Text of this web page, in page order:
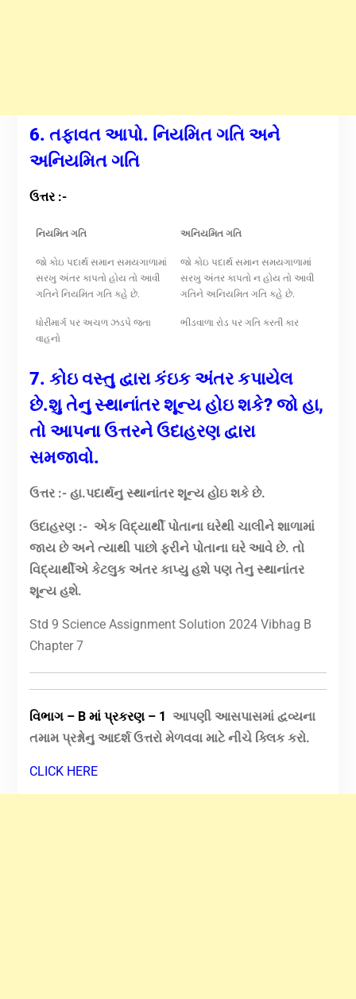
6. તફાવત આપો. નિયમિત ગતિ અને
અનિયમિત ગતિ
ઉત્તર :-
નિયમિત ગતિ અનિયમિત ગતિ
જો કોઇ પદાર્થ સમાન સમયગાળામાં
સરખુ અંતર કાપતો હોય તો આવી
ગતિને નિયમિત ગતિ કહે છે.
જો કોઇ પદાર્થ સમાન સમયગાળામાં
સરખુ અંતર કાપતો ન હોય તો આવી
ગતિને અનિયમિત ગતિ કહે છે.
ધોરીમાર્ગ પર અચળ ઝડપે જતા
વાહનો
ભીડવાળા રોડ પર ગતિ કરતી કાર
7. કોઇ વસ્તુ દ્વારા કંઇક અંતર કપાયેલ
છે.શુ તેનુ સ્થાનાંતર શૂન્ય હોઇ શકે?જો હા,
તો આપના ઉત્તરને ઉદાહરણ દ્વારા
સમજાવો.
ઉત્તર :- હા.પદાર્થનુ સ્થાનાંતર શૂન્ય હોઇ શકે છે.
ઉદાહરણ :- એક વિદ્યાર્થી પોતાના ઘરેથી ચાલીને શાળામાં
જાય છે અને ત્યાથી પાછો ફરીને પોતાના ઘરે આવે છે. તો
વિદ્યાર્થીએ કેટલુક અંતર કાપ્યુ હશે પણ તેનુ સ્થાનાંતર
શૂન્ય હશે.
Std 9 Science Assignment Solution 2024 Vibhag B
Chapter 7
વિભાગ – B માં પ્રકરણ – 1 આપણી આસપાસમાં દ્વવ્યના
તમામ પ્રશ્નોનુ આદર્શ ઉત્તરો મેળવવા માટે નીચે ક્લિક કરો.
CLICK HERE